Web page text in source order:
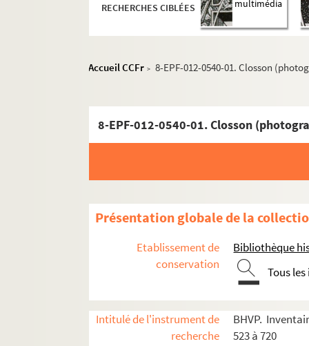
RECHERCHES CIBLÉES
multimédia
Accueil CCFr > 8-EPF-012-0540-01. Closson
8-EPF-012-0540-01. Closson
Présentation globale de la
Etablissement de
conservation
Bibliothèque
Tous
Intitulé de l'instrument de
recherche
BHVP.
523 à 720
4-EPF-012-1778-031. Plan de Paris
Carré 524
Carré 525
Carré 526